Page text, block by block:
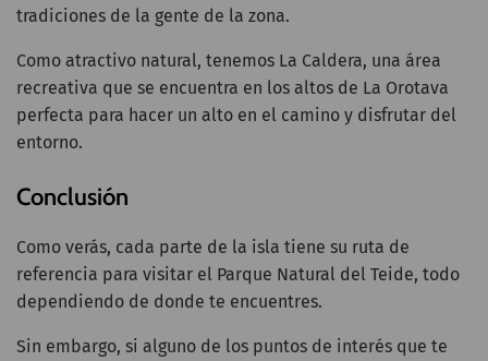
tradiciones de la gente de la zona.
Como atractivo natural, tenemos La Caldera, una área
recreativa que se encuentra en los altos de La Orotava
perfecta para hacer un alto en el camino y disfrutar del
entorno.
Conclusión
Como verás, cada parte de la isla tiene su ruta de
referencia para visitar el Parque Natural del Teide, todo
dependiendo de donde te encuentres.
Sin embargo, si alguno de los puntos de interés que te